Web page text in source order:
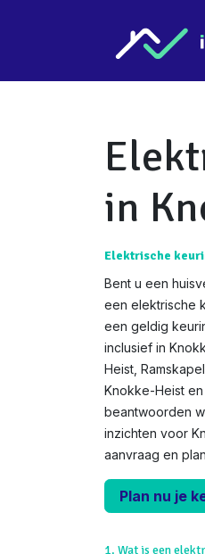
in
Elektrische
Bent u een
een elektrische
een geldig
inclusief in
Heist,
Knokke-Heist
beantwoorden
inzichten voor
aanvraag en
Plan nu je
1. Wat is een